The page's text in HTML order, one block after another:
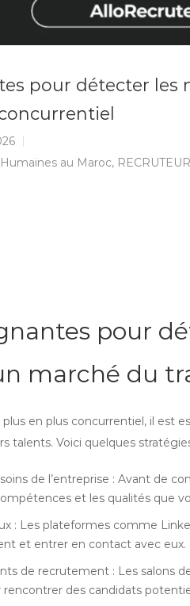
pour détecter les
au Maroc,
pour
marché du
en plus concurrentiel, il est
talents. Voici quelques
de l’entreprise : Avant de
et les qualités que
: Les plateformes comme
et entrer en contact avec eux.
de recrutement : Les salons
rencontrer des candidats